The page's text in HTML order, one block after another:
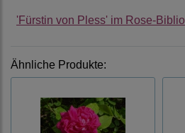
'Fürstin von Pless' im Rose-Biblio
Ähnliche Produkte: